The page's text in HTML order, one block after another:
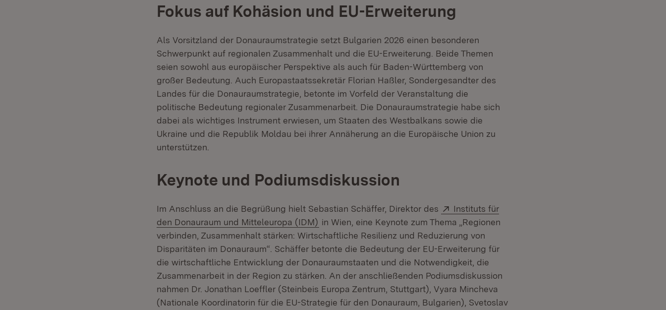
Fokus auf Kohäsion und EU-Erweiterung
Als Vorsitzland der Donauraumstrategie setzt Bulgarien 2026 einen besonderen
Schwerpunkt auf regionalen Zusammenhalt und die EU-Erweiterung. Beide Themen
seien sowohl aus europäischer Perspektive als auch für Baden-Württemberg von
großer Bedeutung. Auch Europastaatssekretär Florian Haßler, Sondergesandter des
Landes für die Donauraumstrategie, betonte im Vorfeld der Veranstaltung die
politische Bedeutung regionaler Zusammenarbeit. Die Donauraumstrategie habe sich
dabei als wichtiges Instrument erwiesen, um Staaten des Westbalkans sowie die
Ukraine und die Republik Moldau bei ihrer Annäherung an die Europäische Union zu
unterstützen.
Keynote und Podiumsdiskussion
Im Anschluss an die Begrüßung hielt Sebastian Schäffer, Direktor des Extern:
Instituts für
den Donauraum und Mitteleuropa (IDM) (Öffnet in neuem Fenster)
in Wien, eine Keynote zum Thema „Regionen
verbinden, Zusammenhalt stärken: Wirtschaftliche Resilienz und Reduzierung von
Disparitäten im Donauraum“. Schäffer betonte die Bedeutung der EU-Erweiterung für
die wirtschaftliche Entwicklung der Donauraumstaaten und die Notwendigkeit, die
Zusammenarbeit in der Region zu stärken. An der anschließenden Podiumsdiskussion
nahmen Dr. Jonathan Loeffler (Steinbeis Europa Zentrum, Stuttgart), Vyara Mincheva
(Nationale Koordinatorin für die EU-Strategie für den Donauraum, Bulgarien), Svetoslav